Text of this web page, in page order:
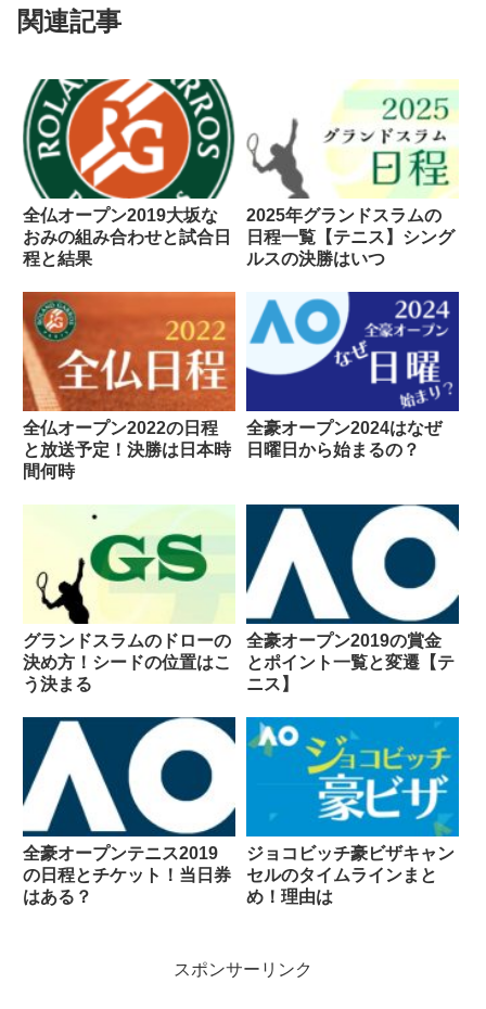
関連記事
全仏オープン2019大坂な
おみの組み合わせと試合日
程と結果
2025年グランドスラムの
日程一覧【テニス】シング
ルスの決勝はいつ
全仏オープン2022の日程
と放送予定！決勝は日本時
間何時
全豪オープン2024はなぜ
日曜日から始まるの？
グランドスラムのドローの
決め方！シードの位置はこ
う決まる
全豪オープン2019の賞金
とポイント一覧と変遷【テ
ニス】
全豪オープンテニス2019
の日程とチケット！当日券
はある？
ジョコビッチ豪ビザキャン
セルのタイムラインまと
め！理由は
スポンサーリンク